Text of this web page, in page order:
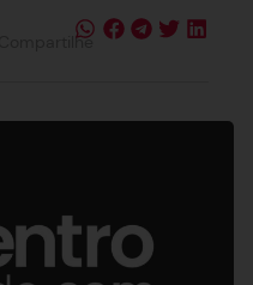
Compartilhe